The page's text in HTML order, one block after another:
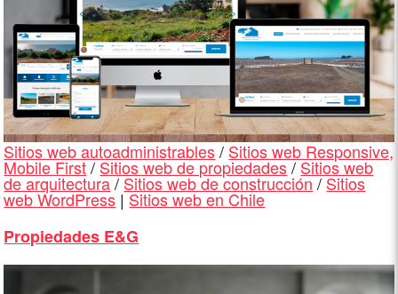
Sitios web autoadministrables/ Sitios web Responsive,
Mobile First/Sitios web de propiedades/Sitios web
de arquitectura/Sitios web de construcción/Sitios
web WordPress |Sitios web en Chile
Propiedades E&G